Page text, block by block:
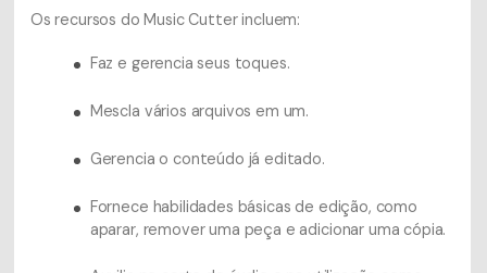
Os recursos do Music Cutter incluem:
Faz e gerencia seus toques.
Mescla vários arquivos em um.
Gerencia o conteúdo já editado.
Fornece habilidades básicas de edição, como
aparar, remover uma peça e adicionar uma cópia.